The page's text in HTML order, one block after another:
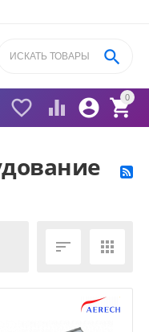
0


 

 